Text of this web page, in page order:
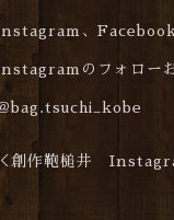
、Facebook
のフォロー
bag.tsuchi_kobe
＜創作鞄槌井